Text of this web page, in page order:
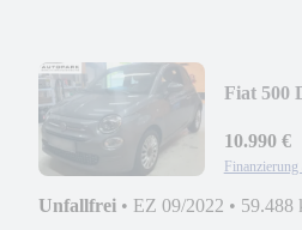
Fiat 500
10.990 €
Finanzierung
Unfallfrei • EZ 09/2022 • 59.488